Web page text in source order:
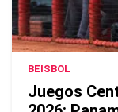
BEISBOL
Juegos